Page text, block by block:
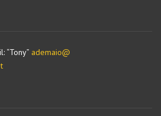
“Tony” ademaio@